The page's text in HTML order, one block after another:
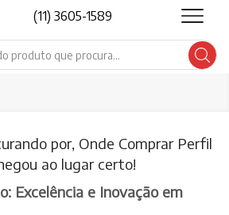
(11) 3605-1589
Search
por, Onde Comprar Perfil
ao lugar certo!
Excelência e Inovação em